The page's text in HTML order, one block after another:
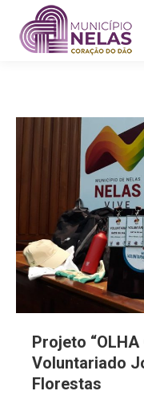
Projeto “OLHA
Voluntariado
Florestas